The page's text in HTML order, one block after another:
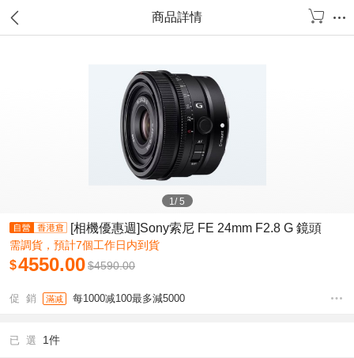
商品詳情
1/5
[相機優惠週]Sony索尼 FE 24mm F2.8 G 鏡頭
需調貨，預計7個工作日内到貨
$4550.00$4590.00
促 銷 滿减 每1000减100最多減5000
已 選 1件